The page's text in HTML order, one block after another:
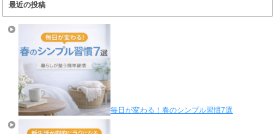
最近の投稿
毎日が変わる！春のシンプル習慣7選